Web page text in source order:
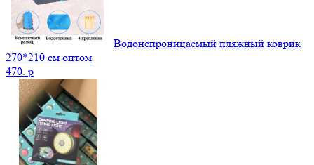
Водонепроницаемый пляжный коврик
270*210 см оптом
470. p